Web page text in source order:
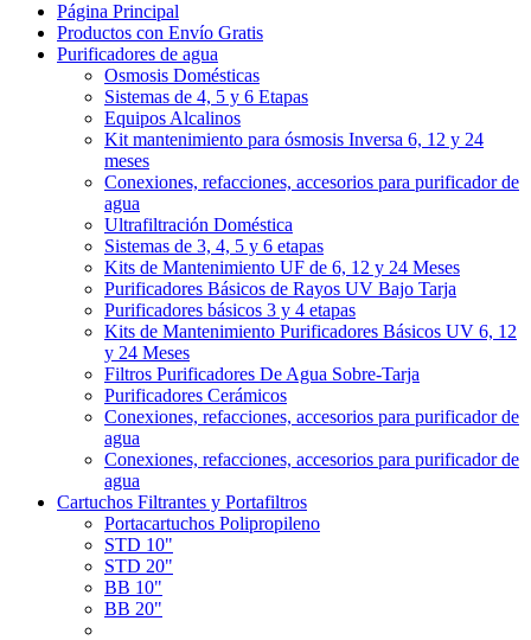
Página Principal
Productos con Envío Gratis
Purificadores de agua
Osmosis Domésticas
Sistemas de 4, 5 y 6 Etapas
Equipos Alcalinos
Kit mantenimiento para ósmosis Inversa 6, 12 y 24
meses
Conexiones, refacciones, accesorios para purificador de
agua
Ultrafiltración Doméstica
Sistemas de 3, 4, 5 y 6 etapas
Kits de Mantenimiento UF de 6, 12 y 24 Meses
Purificadores Básicos de Rayos UV Bajo Tarja
Purificadores básicos 3 y 4 etapas
Kits de Mantenimiento Purificadores Básicos UV 6, 12
y 24 Meses
Filtros Purificadores De Agua Sobre-Tarja
Purificadores Cerámicos
Conexiones, refacciones, accesorios para purificador de
agua
Conexiones, refacciones, accesorios para purificador de
agua
Cartuchos Filtrantes y Portafiltros
Portacartuchos Polipropileno
STD 10"
STD 20"
BB 10"
BB 20"